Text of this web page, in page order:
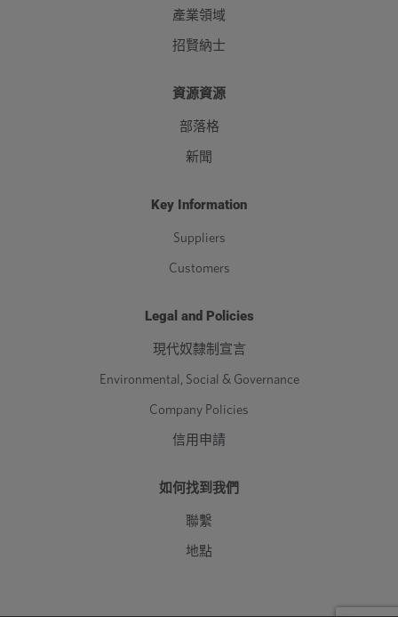
產業領域
招賢納士
資源資源
部落格
新聞
Key Information
Suppliers
Customers
Legal and Policies
現代奴隸制宣言
Environmental, Social & Governance
Company Policies
信用申請
如何找到我們
聯繫
地點